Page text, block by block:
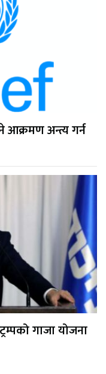
आक्रमण अन्त्य गर्न
गाजा योजना